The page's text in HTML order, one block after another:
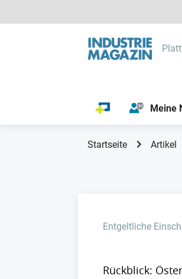
Meine
Startseite Artikel
Entgeltliche
Rückblick: